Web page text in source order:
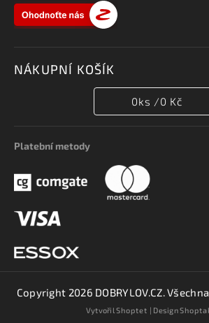
NÁKUPNÍ KOŠÍK
0ks /0 Kč
Platební metody
Copyright 2026 DOBRYLOV.CZ.
VytvořilShoptet | Design